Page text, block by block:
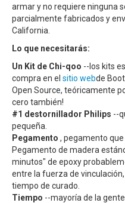
armar y no requiere ninguna
parcialmente fabricados y
California.
Lo que necesitarás:
Un Kit de Chi-qoo --los kits
compra en el sitio webde
Open Source, teóricamente
cero también!
#1 destornillador Philips --
pequeña.
Pegamento , pegamento
Pegamento de madera
minutos" de epoxy
entre la fuerza de
tiempo de curado.
Tiempo --mayoría de la